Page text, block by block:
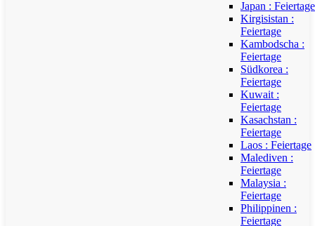
Japan : Feiertage
Kirgisistan :
Feiertage
Kambodscha :
Feiertage
Südkorea :
Feiertage
Kuwait :
Feiertage
Kasachstan :
Feiertage
Laos : Feiertage
Malediven :
Feiertage
Malaysia :
Feiertage
Philippinen :
Feiertage